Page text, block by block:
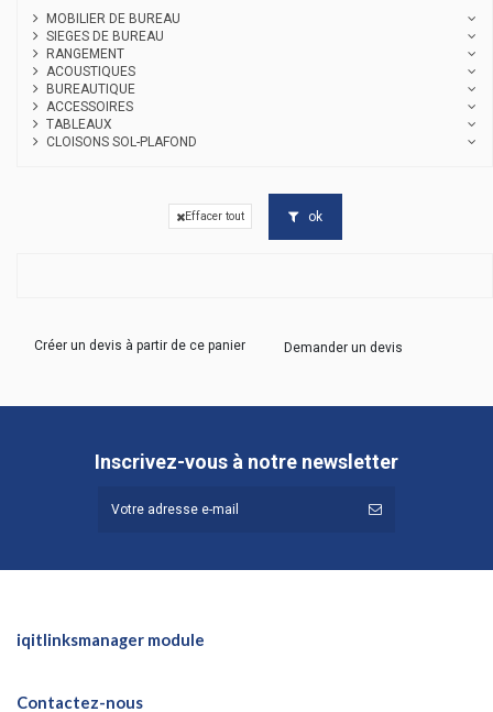
MOBILIER DE BUREAU
SIEGES DE BUREAU
RANGEMENT
ACOUSTIQUES
BUREAUTIQUE
ACCESSOIRES
TABLEAUX
CLOISONS SOL-PLAFOND
Effacer tout ok
Créer un devis à partir de ce panier Demander un devis
Inscrivez-vous à notre newsletter
iqitlinksmanager module
Contactez-nous